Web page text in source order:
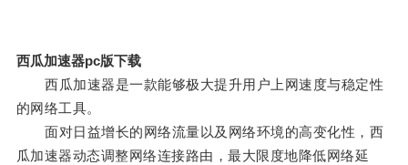
西瓜加速器pc版下载
西瓜加速器是一款能够极大提升用户上网速度与稳定性
的网络工具。
面对日益增长的网络流量以及网络环境的高变化性，西
瓜加速器动态调整网络连接路由，最大限度地降低网络延